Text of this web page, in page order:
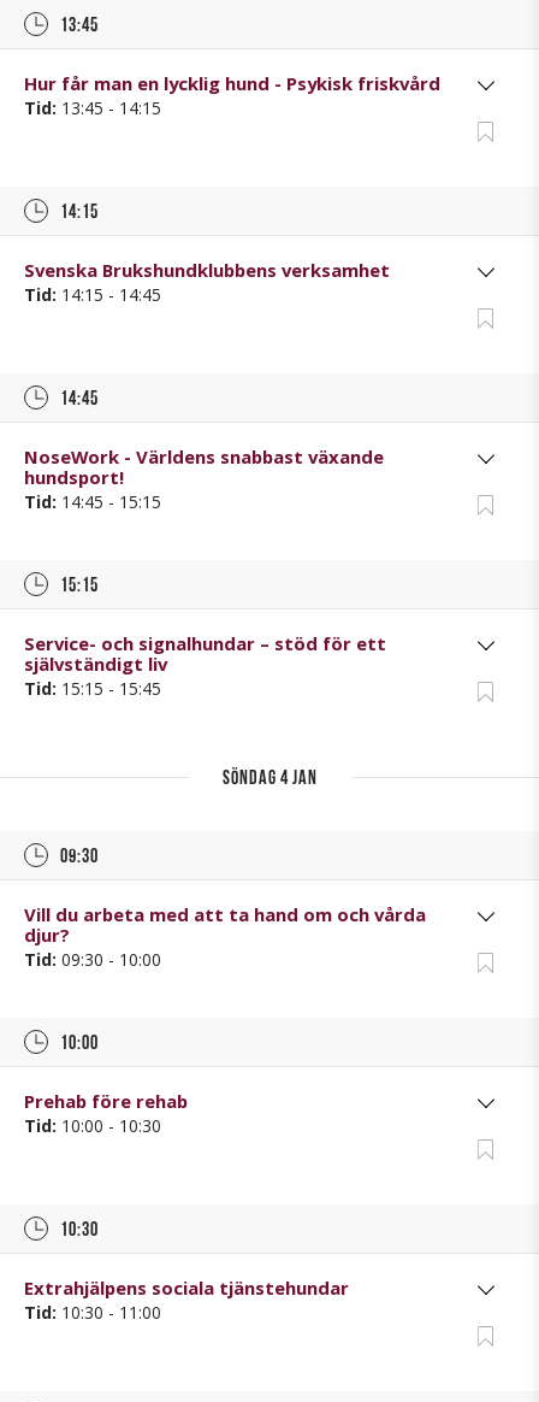
13:45
Hur får man en lycklig hund - Psykisk friskvård
Tid: 13:45 - 14:15
14:15
Svenska Brukshundklubbens verksamhet
Tid: 14:15 - 14:45
14:45
NoseWork - Världens snabbast växande
hundsport!
Tid: 14:45 - 15:15
15:15
Service- och signalhundar – stöd för ett
självständigt liv
Tid: 15:15 - 15:45
söndag 4 jan
09:30
Vill du arbeta med att ta hand om och vårda
djur?
Tid: 09:30 - 10:00
10:00
Prehab före rehab
Tid: 10:00 - 10:30
10:30
Extrahjälpens sociala tjänstehundar
Tid: 10:30 - 11:00